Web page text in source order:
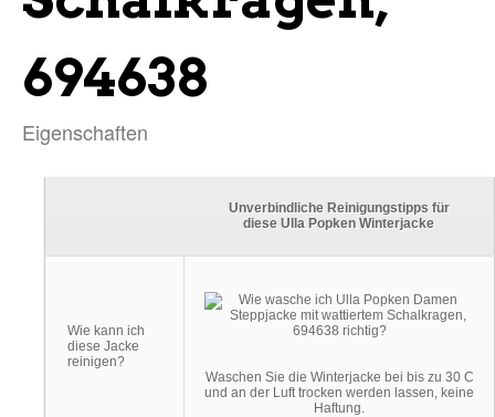
694638
Eigenschaften
Unverbindliche Reinigungstipps für
diese Ulla Popken Winterjacke
Wie kann ich
diese Jacke
reinigen?
Waschen Sie die Winterjacke bei bis zu 30 C
und an der Luft trocken werden lassen, keine
Haftung.